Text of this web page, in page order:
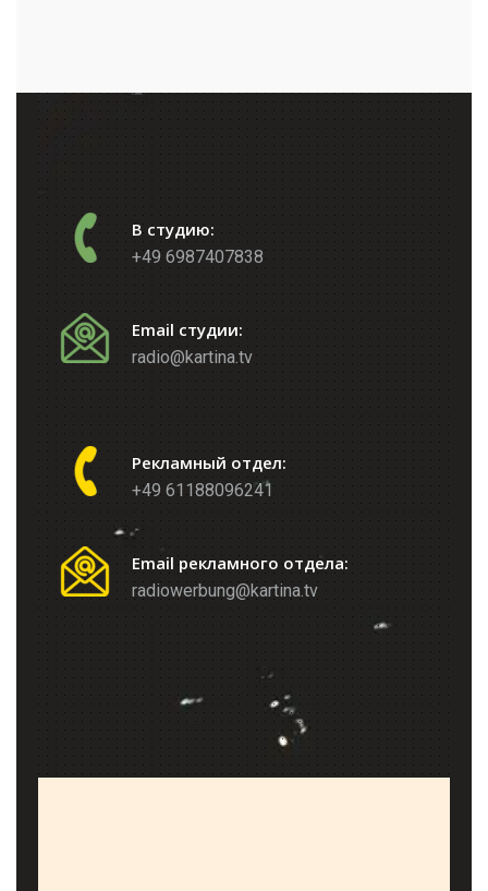
В студию:
+49 6987407838
Email студии:
radio@kartina.tv
Рекламный отдел:
+49 61188096241
Email рекламного отдела:
radiowerbung@kartina.tv